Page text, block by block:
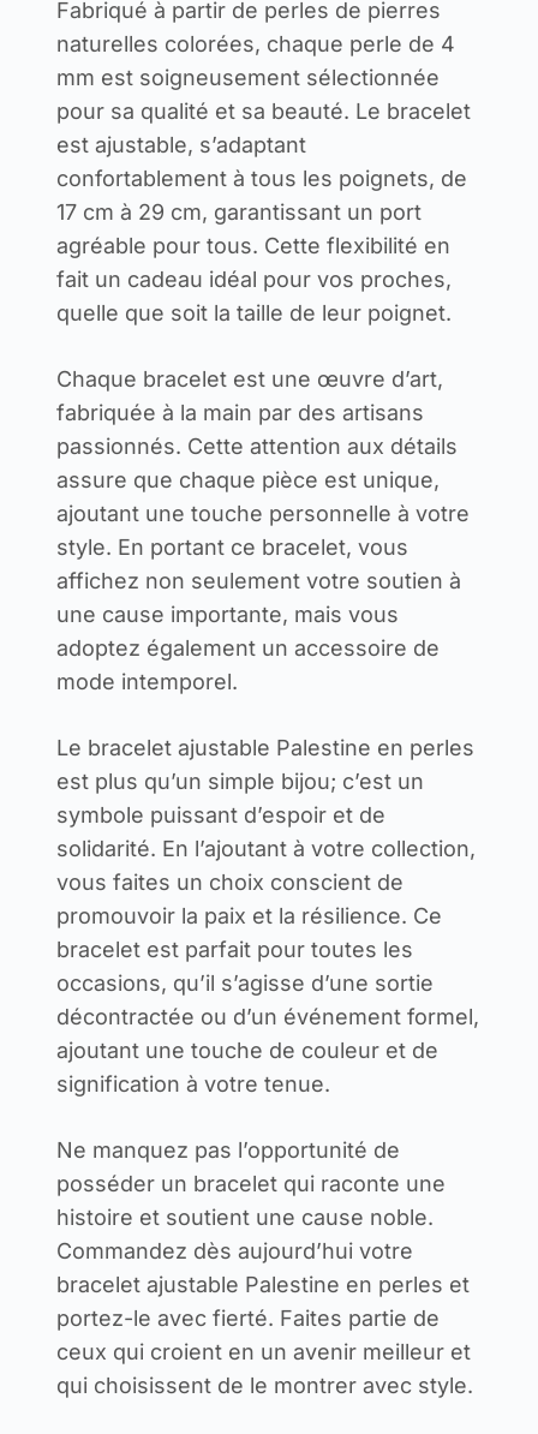
Fabriqué à partir de perles de pierres
naturelles colorées, chaque perle de 4
mm est soigneusement sélectionnée
pour sa qualité et sa beauté. Le bracelet
est ajustable, s’adaptant
confortablement à tous les poignets, de
17 cm à 29 cm, garantissant un port
agréable pour tous. Cette flexibilité en
fait un cadeau idéal pour vos proches,
quelle que soit la taille de leur poignet.
Chaque bracelet est une œuvre d’art,
fabriquée à la main par des artisans
passionnés. Cette attention aux détails
assure que chaque pièce est unique,
ajoutant une touche personnelle à votre
style. En portant ce bracelet, vous
affichez non seulement votre soutien à
une cause importante, mais vous
adoptez également un accessoire de
mode intemporel.
Le bracelet ajustable Palestine en perles
est plus qu’un simple bijou; c’est un
symbole puissant d’espoir et de
solidarité. En l’ajoutant à votre collection,
vous faites un choix conscient de
promouvoir la paix et la résilience. Ce
bracelet est parfait pour toutes les
occasions, qu’il s’agisse d’une sortie
décontractée ou d’un événement formel,
ajoutant une touche de couleur et de
signification à votre tenue.
Ne manquez pas l’opportunité de
posséder un bracelet qui raconte une
histoire et soutient une cause noble.
Commandez dès aujourd’hui votre
bracelet ajustable Palestine en perles et
portez-le avec fierté. Faites partie de
ceux qui croient en un avenir meilleur et
qui choisissent de le montrer avec style.